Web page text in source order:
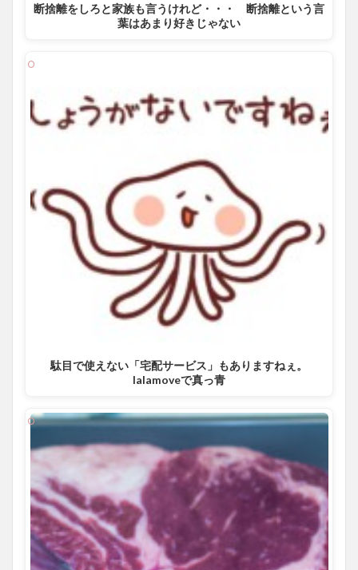
断捨離をしろと家族も言うけれど・・・ 断捨離という言
葉はあまり好きじゃない
駄目で使えない「宅配サービス」もありますねぇ。
lalamoveで真っ青